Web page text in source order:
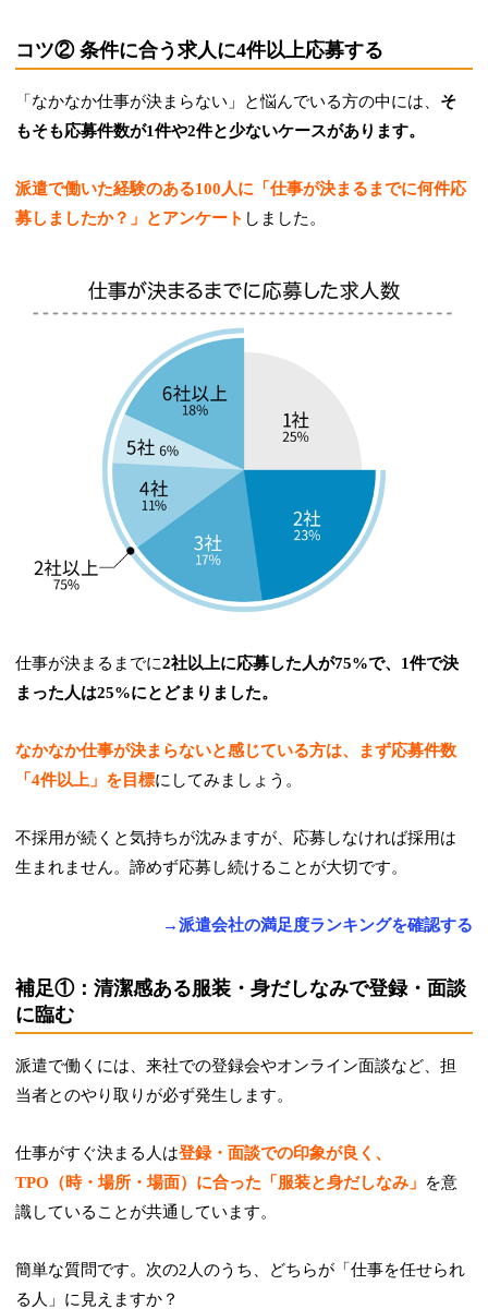
コツ② 条件に合う求人に4件以上応募する
「なかなか仕事が決まらない」と悩んでいる方の中には、 そ
もそも応募件数が1件や2件と少ないケースがあります。
派遣で働いた経験のある100人に「仕事が決まるまでに何件応
募しましたか？」とアンケート しました。
仕事が決まるまでに2社以上に応募した人が75%で、1件で決
まった人は25%にとどまりました。
なかなか仕事が決まらないと感じている方は、まず応募件数
「4件以上」を目標にしてみましょう。
不採用が続くと気持ちが沈みますが、応募しなければ採用は
生まれません。諦めず応募し続けることが大切です。
→派遣会社の満足度ランキングを確認する
補足①：清潔感ある服装・身だしなみで登録・面談
に臨む
派遣で働くには、来社での登録会やオンライン面談など、担
当者とのやり取りが必ず発生します。
仕事がすぐ決まる人は登録・面談での印象が良く、
TPO（時・場所・場面）に合った「服装と身だしなみ」
を意
識していることが共通しています。
簡単な質問です。次の2人のうち、どちらが「仕事を任せられ
る人」に見えますか？